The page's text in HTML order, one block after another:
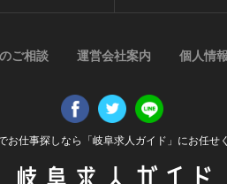
お仕事探しなら「岐阜求人ガイド」にお任せ
ご相談 運営会社案内 個人情